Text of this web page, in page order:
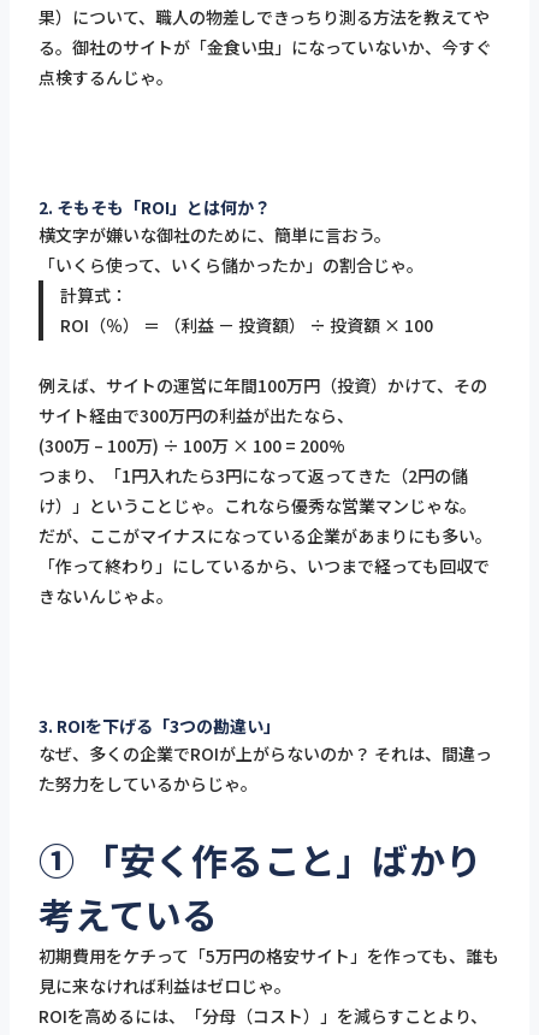
果）について、職人の物差しできっちり測る方法を教えてや
る。御社のサイトが「金食い虫」になっていないか、今すぐ
点検するんじゃ。
2. そもそも「ROI」とは何か？
横文字が嫌いな御社のために、簡単に言おう。
「いくら使って、いくら儲かったか」の割合じゃ。
計算式：
ROI（％） ＝ （利益 － 投資額） ÷ 投資額 × 100
例えば、サイトの運営に年間100万円（投資）かけて、その
サイト経由で300万円の利益が出たなら、
(300万 – 100万) ÷ 100万 × 100 = 200%
つまり、「1円入れたら3円になって返ってきた（2円の儲
け）」ということじゃ。これなら優秀な営業マンじゃな。
だが、ここがマイナスになっている企業があまりにも多い。
「作って終わり」にしているから、いつまで経っても回収で
きないんじゃよ。
3. ROIを下げる「3つの勘違い」
なぜ、多くの企業でROIが上がらないのか？ それは、間違っ
た努力をしているからじゃ。
① 「安く作ること」ばかり
考えている
初期費用をケチって「5万円の格安サイト」を作っても、誰も
見に来なければ利益はゼロじゃ。
ROIを高めるには、「分母（コスト）」を減らすことより、